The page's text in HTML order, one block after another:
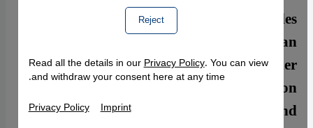
Professor Dr. Wolfgang Benz, Leiter des
Zentrums für Antisemitismusforschung an
der TU Berlin, warnt vor den Folgen der
Islamophobie und Ausgrenzung von
Minderheiten in Deutschland.
Reject
Read all the details in ourPrivacy Policy. You can view
and withdraw your consent here at any time.
Privacy Policy Imprint